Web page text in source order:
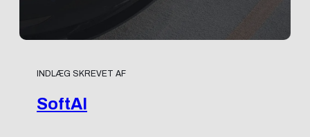
INDLÆG SKREVET AF
SoftAI